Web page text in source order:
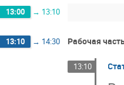
13:00 → 13:10
13:10 → 14:30 Рабочая
13:10